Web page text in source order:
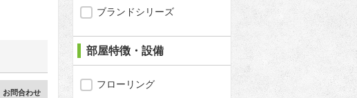
お問合わせ
ブランドシリーズ
部屋特徴・設備
フローリング